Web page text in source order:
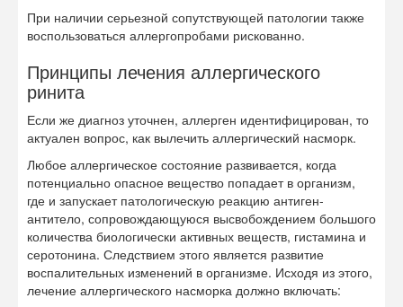
При наличии серьезной сопутствующей патологии также
воспользоваться аллергопробами рискованно.
Принципы лечения аллергического
ринита
Если же диагноз уточнен, аллерген идентифицирован, то
актуален вопрос, как вылечить аллергический насморк.
Любое аллергическое состояние развивается, когда
потенциально опасное вещество попадает в организм,
где и запускает патологическую реакцию антиген-
антитело, сопровождающуюся высвобождением большого
количества биологически активных веществ, гистамина и
серотонина. Следствием этого является развитие
воспалительных изменений в организме. Исходя из этого,
лечение аллергического насморка должно включать: